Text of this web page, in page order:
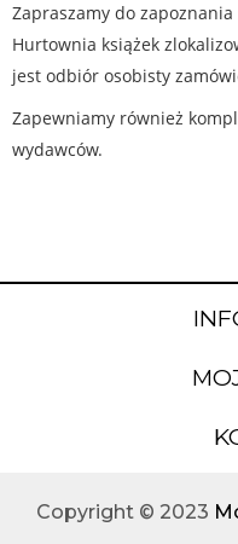
Zapraszamy do
Hurtownia książek
jest odbiór osobisty
Zapewniamy również
wydawców.
Copyright © 2023